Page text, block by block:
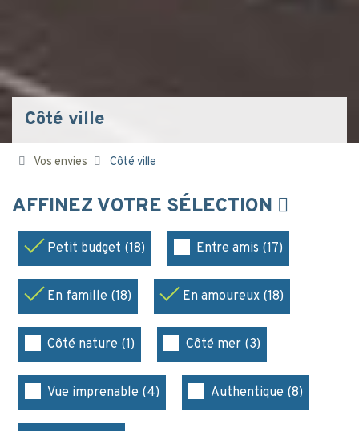
Côté ville
Vos envies Côté ville
AFFINEZ VOTRE SÉLECTION
Petit budget (18) Entre amis (17)
En famille (18) En amoureux (18)
Côté nature (1) Côté mer (3)
Vue imprenable (4) Authentique (8)